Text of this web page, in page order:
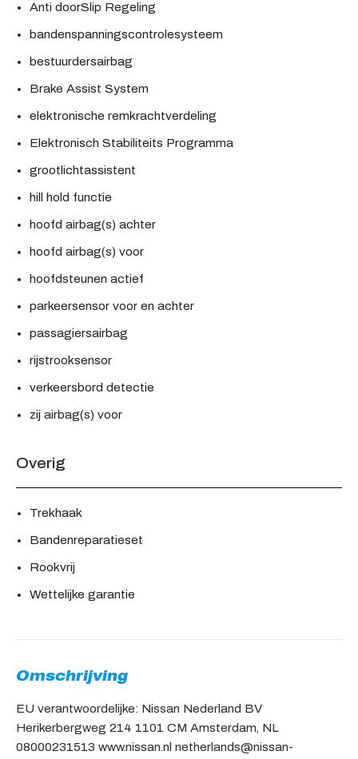
Anti doorSlip Regeling
bandenspanningscontrolesysteem
bestuurdersairbag
Brake Assist System
elektronische remkrachtverdeling
Elektronisch Stabiliteits Programma
grootlichtassistent
hill hold functie
hoofd airbag(s) achter
hoofd airbag(s) voor
hoofdsteunen actief
parkeersensor voor en achter
passagiersairbag
rijstrooksensor
verkeersbord detectie
zij airbag(s) voor
Overig
Trekhaak
Bandenreparatieset
Rookvrij
Wettelijke garantie
Omschrijving
EU verantwoordelijke: Nissan Nederland BV
Herikerbergweg 214 1101 CM Amsterdam, NL
08000231513 www.nissan.nl netherlands@nissan-